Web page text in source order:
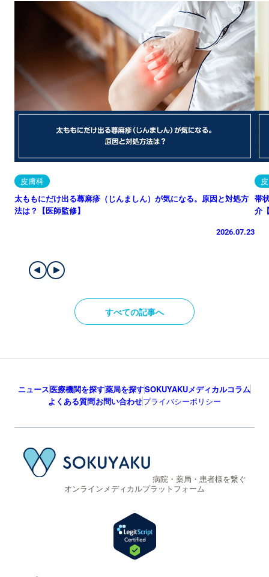
皮膚科
太ももにだけ出る蕁麻疹（じんましん）が気になる。原因と対処方
法は？【医師監修】
2026.07.23
帯
介
すべての記事へ
ニュース医療機関を探す薬局を探すSOKUYAKUメディカルコラム
よくある質問お問い合わせプライバシーポリシー
病院・薬局・患者様を繋ぐ
オンラインメディカルプラットフォーム